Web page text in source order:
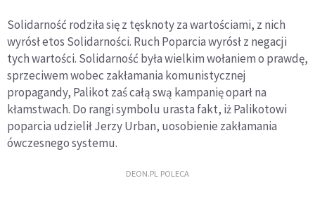
Solidarność rodziła się z tęsknoty za wartościami, z nich
wyrósł etos Solidarności. Ruch Poparcia wyrósł z negacji
tych wartości. Solidarność była wielkim wołaniem o prawdę,
sprzeciwem wobec zakłamania komunistycznej
propagandy, Palikot zaś całą swą kampanię oparł na
kłamstwach. Do rangi symbolu urasta fakt, iż Palikotowi
poparcia udzielił Jerzy Urban, uosobienie zakłamania
ówczesnego systemu.
DEON.PL POLECA